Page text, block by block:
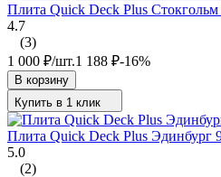
Плита Quick Deck Plus
4.7
(3)
1 000 ₽/шт.1 188 ₽-16%
В корзину
Купить в 1 клик
Плита Quick Deck Plus Эдинбург
5.0
(2)